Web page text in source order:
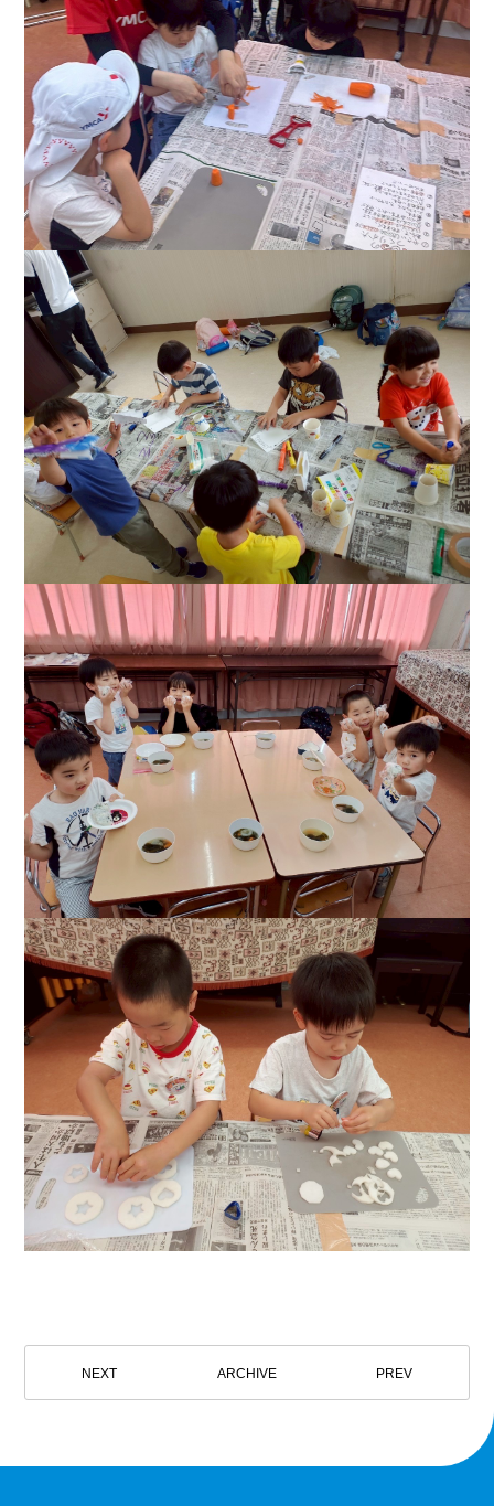
NEXT ARCHIVE PREV